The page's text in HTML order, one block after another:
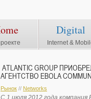
Digital
Internet &
ATLANTIC GROUP
АГЕНТСТВО EBOLA
Рынок // Networks
С 1 июля 2012 года компания